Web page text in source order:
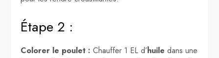
Étape 2 :
Colorer le poulet : Chauffer 1 EL d’huile dans une